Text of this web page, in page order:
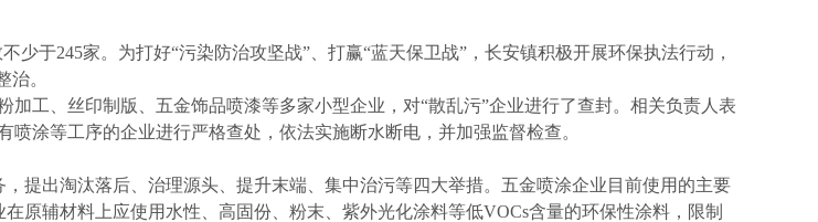
于245家。为打好“污染防治攻坚战”、打赢“蓝天保卫战”，长安镇积极开展环保执法行动，
治。
工、丝印制版、五金饰品喷漆等多家小型企业，对“散乱污”企业进行了查封。相关负责人表
涂等工序的企业进行严格查处，依法实施断水断电，并加强监督检查。
出淘汰落后、治理源头、提升末端、集中治污等四大举措。五金喷涂企业目前使用的主要
原辅材料上应使用水性、高固份、粉末、紫外光化涂料等低VOCs含量的环保性涂料，限制